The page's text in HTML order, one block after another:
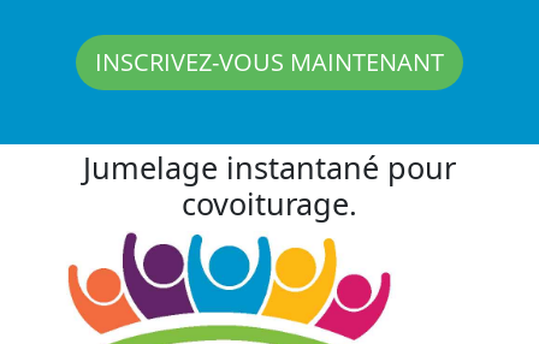
INSCRIVEZ-VOUS MAINTENANT
Jumelage instantané pour
covoiturage.